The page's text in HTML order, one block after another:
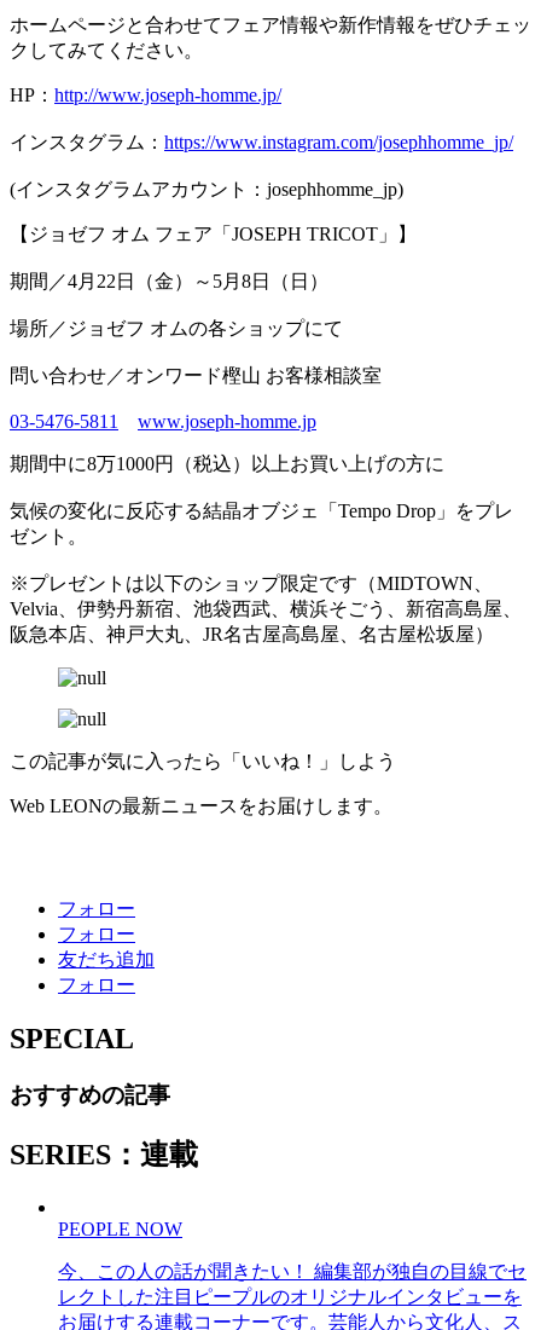
ホームページと合わせてフェア情報や新作情報をぜひチェッ
クしてみてください。
HP： http://www.joseph-homme.jp/
インスタグラム： https://www.instagram.com/josephhomme_jp/
(インスタグラムアカウント：josephhomme_jp)
【ジョゼフ オム フェア「JOSEPH TRICOT」】
期間／4月22日（金）～5月8日（日）
場所／ジョゼフ オムの各ショップにて
問い合わせ／オンワード樫山 お客様相談室
03-5476-5811 www.joseph-homme.jp
期間中に8万1000円（税込）以上お買い上げの方に
気候の変化に反応する結晶オブジェ「Tempo Drop」をプレ
ゼント。
※プレゼントは以下のショップ限定です（MIDTOWN、
Velvia、伊勢丹新宿、池袋西武、横浜そごう、新宿高島屋、
阪急本店、神戸大丸、JR名古屋高島屋、名古屋松坂屋）
この記事が気に入ったら「いいね！」しよう
Web LEONの最新ニュースをお届けします。
フォロー
フォロー
友だち追加
フォロー
SPECIAL
おすすめの記事
SERIES：連載
PEOPLE NOW
今、この人の話が聞きたい！ 編集部が独自の目線でセ
レクトした注目ピープルのオリジナルインタビューを
お届けする連載コーナーです。芸能人から文化人、ス